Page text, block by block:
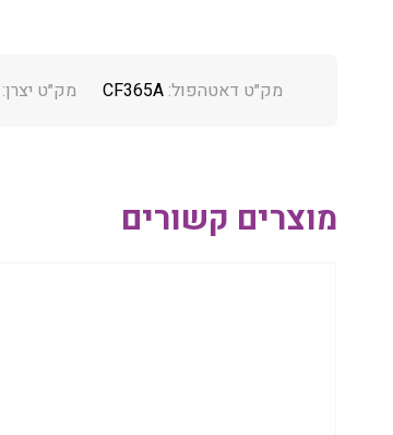
מק״ט דאטהפול: CF365A מק״ט יצרן:
מוצרים קשורים